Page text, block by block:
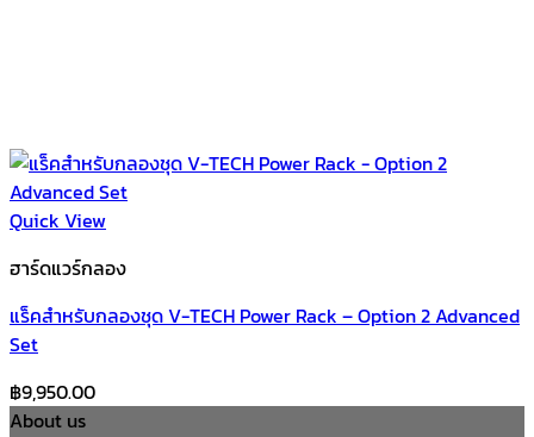
Quick View
ฮาร์ดแวร์กลอง
แร็คสำหรับกลองชุด V-TECH Power Rack – Option 2 Advanced
Set
฿9,950.00
About us